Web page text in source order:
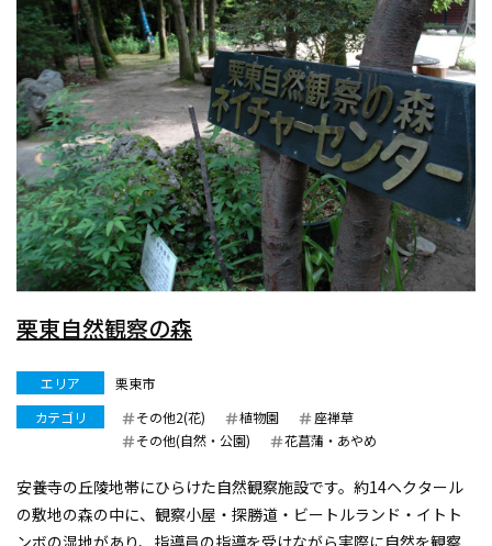
栗東自然観察の森
エリア
栗東市
カテゴリ
その他2(花) 植物園
座禅草
その他(自然・公園)
花菖蒲・あやめ
安養寺の丘陵地帯にひらけた自然観察施設です。約14ヘクタール
の敷地の森の中に、観察小屋・探勝道・ビートルランド・イトト